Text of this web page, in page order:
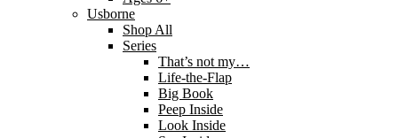
Usborne
Shop All
Series
That’s not my…
Life-the-Flap
Big Book
Peep Inside
Look Inside